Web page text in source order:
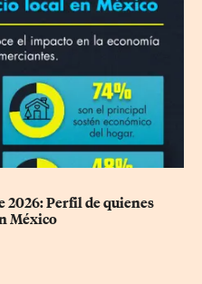
2026: Perfil de quienes
México